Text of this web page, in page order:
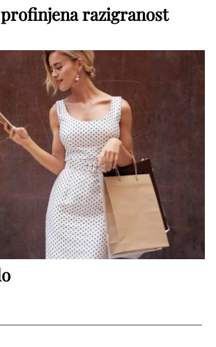
razigranost